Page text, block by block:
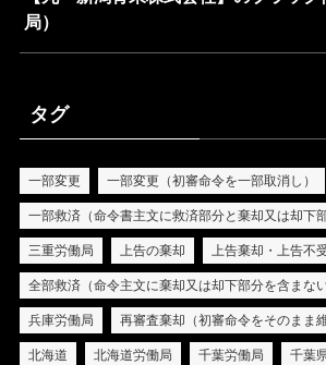
局）
タグ
一部変更 一部変更（初審命令を一部取消し）
一部救済（命令書主文に救済部分と棄却又は却下
三重労働局 上告の棄却 上告棄却・上告不
全部救済（命令主文に棄却又は却下部分を含まない
兵庫労働局 再審査棄却（初審命令をそのまま維
北海道 北海道労働局 千葉労働局 千葉